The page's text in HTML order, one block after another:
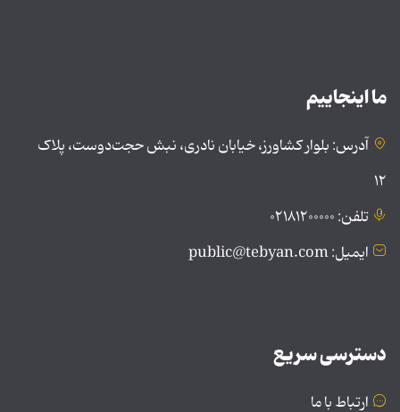
ما اینجاییم
آدرس: بلوار کشاورز، خیابان نادری، نبش حجت‌دوست، پلاک
۱۲
تلفن: ۰۲۱۸۱۲۰۰۰۰۰
ایمیل: public@tebyan.com
دسترسی سریع
ارتباط با ما